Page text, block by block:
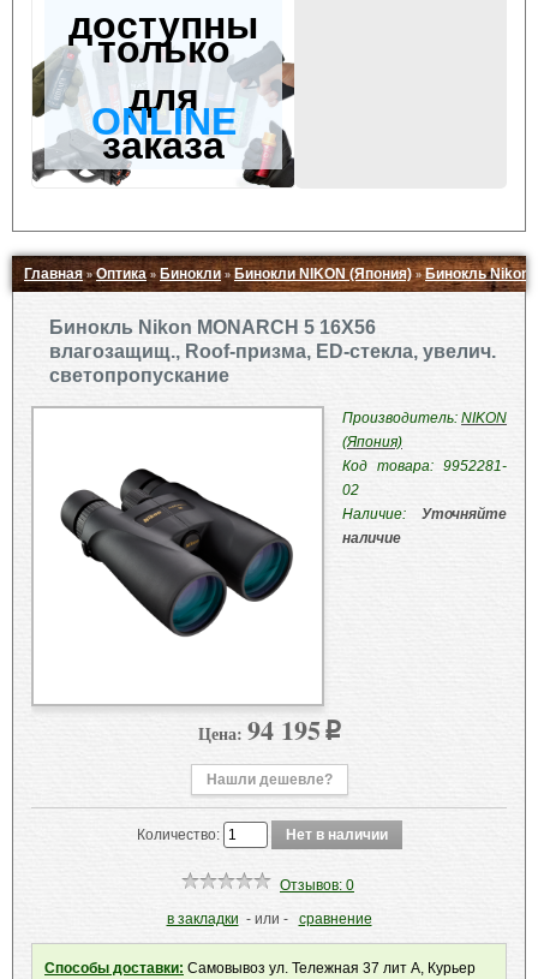
доступны
только
для
ONLINE
заказа
Главная»Оптика » Бинокли» Бинокли NIKON (Япония)» Бинокль Nikon
Бинокль Nikon MONARCH 5 16X56
влагозащищ., Roof-призма, ED-стекла, увелич.
светопропускание
Производитель: NIKON
(Япония)
Код товара: 9952281-
02
Наличие: Уточняйте
наличие
Цена: 94 195 p
Нашли дешевле?
Количество:
Отзывов: 0
в закладки - или - сравнение
Способы доставки: Самовывоз ул. Тележная 37 лит А, Курьер